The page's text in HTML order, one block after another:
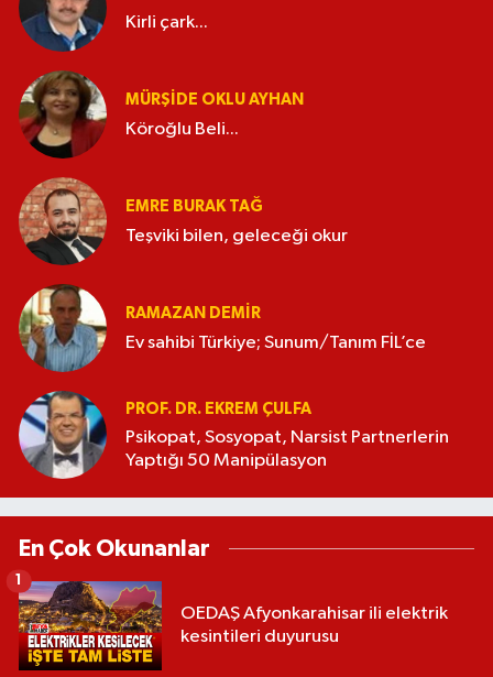
Kirli çark...
MÜRŞIDE OKLU AYHAN
Köroğlu Beli...
EMRE BURAK TAĞ
Teşviki bilen, geleceği okur
RAMAZAN DEMİR
Ev sahibi Türkiye; Sunum/Tanım FİL’ce
PROF. DR. EKREM ÇULFA
Psikopat, Sosyopat, Narsist Partnerlerin
Yaptığı 50 Manipülasyon
En Çok Okunanlar
OEDAŞ Afyonkarahisar ili elektrik
kesintileri duyurusu
1